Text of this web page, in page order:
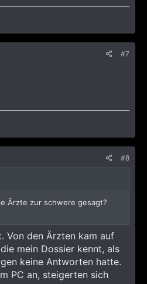
#7
#8
Ärzte zur schwere gesagt?
Von den Ärzten kam auf
mein Dossier kennt, als
keine Antworten hatte.
PC an, steigerten sich